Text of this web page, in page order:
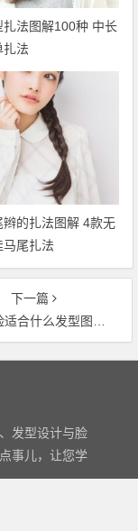
扎法图解100种 中长
扎法
辫的扎法图解 4款无
尾扎法
下一篇
型图片，8款长脸女生适合的发型
发型设计与脸
事儿，让您学